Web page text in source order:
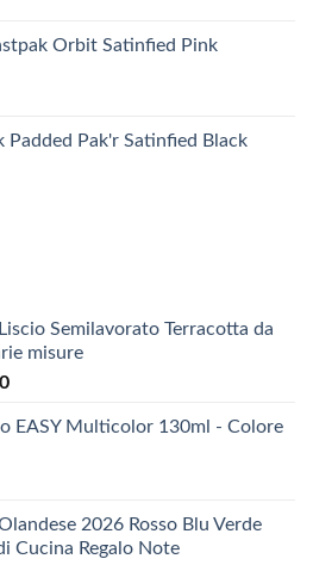
Orbit Satinfied Pink
Padded Pak'r Satinfied Black
Semilavorato Terracotta da
misure
Fascia
prezzo:
€12,10
EASY Multicolor 130ml - Colore
2026 Rosso Blu Verde
Cucina Regalo Note